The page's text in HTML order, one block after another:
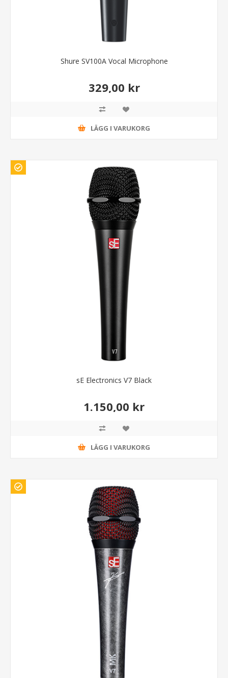
Shure SV100A Vocal Microphone
329,00 kr
LÄGG I VARUKORG
sE Electronics V7 Black
1.150,00 kr
LÄGG I VARUKORG